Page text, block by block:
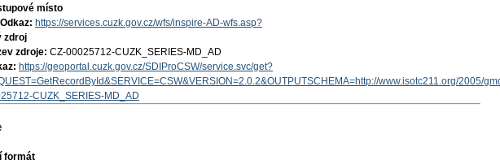
místo
Odkaz: https://services.cuzk.gov.cz/wfs/inspire-AD-wfs.asp?
zdroj
zdroje: CZ-00025712-CUZK_SERIES-MD_AD
https://geoportal.cuzk.gov.cz/SDIProCSW/service.svc/get?
www.isotc211.org/2005/
CUZK_SERIES-MD_AD
formát